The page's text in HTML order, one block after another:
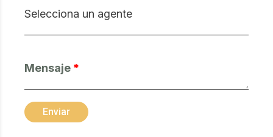
Mensaje
Enviar